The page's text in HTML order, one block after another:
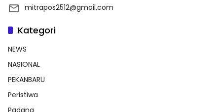
mitrapos2512@gmail.com
Kategori
NEWS
NASIONAL
PEKANBARU
Peristiwa